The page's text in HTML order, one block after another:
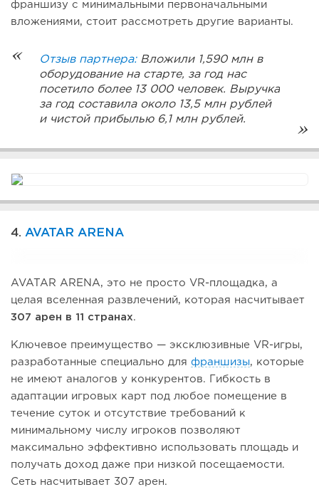
франшизу с минимальными первоначальными
вложениями, стоит рассмотреть другие варианты.
Отзыв партнера: Вложили 1,590 млн в
оборудование на старте, за год нас
посетило более 13 000 человек. Выручка
за год составила около 13,5 млн рублей
и чистой прибылью 6,1 млн рублей.
4. AVATAR ARENA
AVATAR ARENA, это не просто VR-площадка, а
целая вселенная развлечений, которая насчитывает
307 арен в 11 странах.
Ключевое преимущество — эксклюзивные VR-игры,
разработанные специально для франшизы, которые
не имеют аналогов у конкурентов. Гибкость в
адаптации игровых карт под любое помещение в
течение суток и отсутствие требований к
минимальному числу игроков позволяют
максимально эффективно использовать площадь и
получать доход даже при низкой посещаемости.
Сеть насчитывает 307 арен.